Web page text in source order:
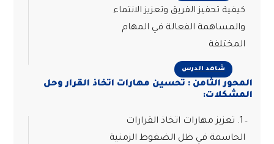
كيفية تحفيز الفريق وتعزيز الانتماء
والمساهمة الفعالة في المهام
المختلفة
شاهد الدرس
المحور الثامن : تحسين مهارات اتخاذ القرار وحل
المشكلات:
1. تعزيز مهارات اتخاذ القرارات
الحاسمة في ظل الضغوط الزمنية